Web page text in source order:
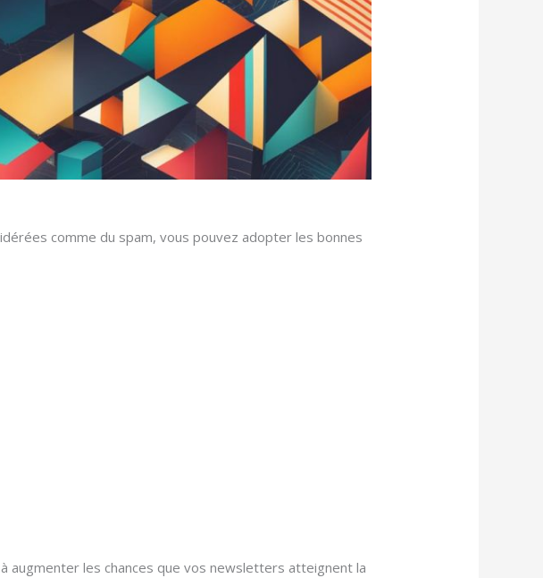
comme du spam, vous pouvez adopter les bonnes
augmenter les chances que vos newsletters atteignent la